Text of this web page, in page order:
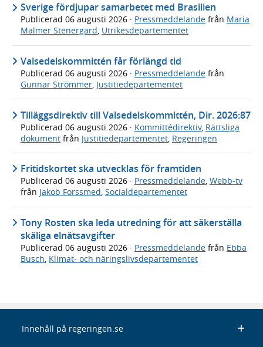
Sverige fördjupar samarbetet med Brasilien
Publicerad 06 augusti 2026 · Pressmeddelande från Maria
Malmer Stenergard, Utrikesdepartementet
Valsedelskommittén får förlängd tid
Publicerad 06 augusti 2026 · Pressmeddelande från
Gunnar Strömmer, Justitiedepartementet
Tilläggsdirektiv till Valsedelskommittén, Dir. 2026:87
Publicerad 06 augusti 2026 · Kommittédirektiv, Rättsliga
dokument från Justitiedepartementet Regeringen
Fritidskortet ska utvecklas för framtiden
Publicerad 06 augusti 2026 · Pressmeddelande, Webb-tv
från Jakob Forssmed, Socialdepartementet
Tony Rosten ska leda utredning för att säkerställa
skäliga elnätsavgifter
Publicerad 06 augusti 2026 · Pressmeddelande från Ebba
Busch, Klimat- och näringslivsdepartementet
Innehåll på regeringen.se